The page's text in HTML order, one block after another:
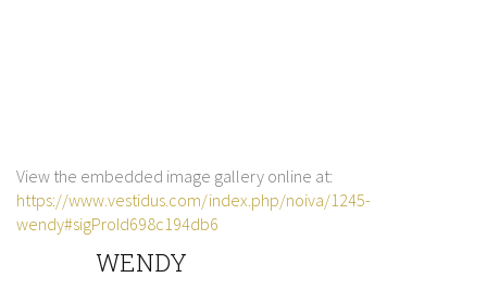
View the embedded image gallery online at:
https://www.vestidus.com/index.php/noiva/1245-
wendy#sigProId698c194db6
WENDY